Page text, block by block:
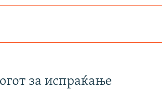
за испраќање